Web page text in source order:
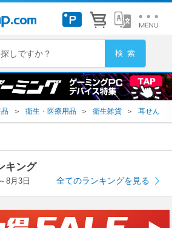
品 ＞ 衛生・医療用品 ＞ 衛生雑貨 ＞ 耳せん
キング
8月3日 全てのランキングを見る